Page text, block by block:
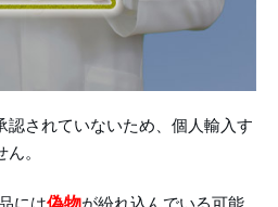
認されていないため、個人輸入す
。